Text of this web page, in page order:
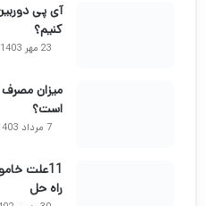
آی پی
کنیم؟
23 مهر 1403
میزان مصرف
است؟
7 مرداد 1403
11علت
راه حل